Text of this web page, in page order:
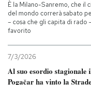
È la Milano-Sanremo, che il
del mondo correrà sabato
– cosa che gli capita di rado
favorito
7/3/2026
Al suo esordio stagionale
Pogačar ha vinto la